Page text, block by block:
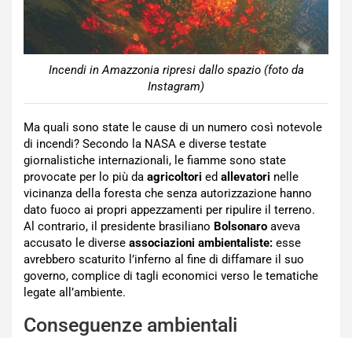
Incendi in Amazzonia ripresi dallo spazio (foto da
Instagram)
Ma quali sono state le cause di un numero così notevole
di incendi? Secondo la NASA e diverse testate
giornalistiche internazionali, le fiamme sono state
provocate per lo più da agricoltori ed allevatori nelle
vicinanza della foresta che senza autorizzazione hanno
dato fuoco ai propri appezzamenti per ripulire il terreno.
Al contrario, il presidente brasiliano Bolsonaro aveva
accusato le diverse associazioni ambientaliste: esse
avrebbero scaturito l’inferno al fine di diffamare il suo
governo, complice di tagli economici verso le tematiche
legate all’ambiente.
Conseguenze ambientali